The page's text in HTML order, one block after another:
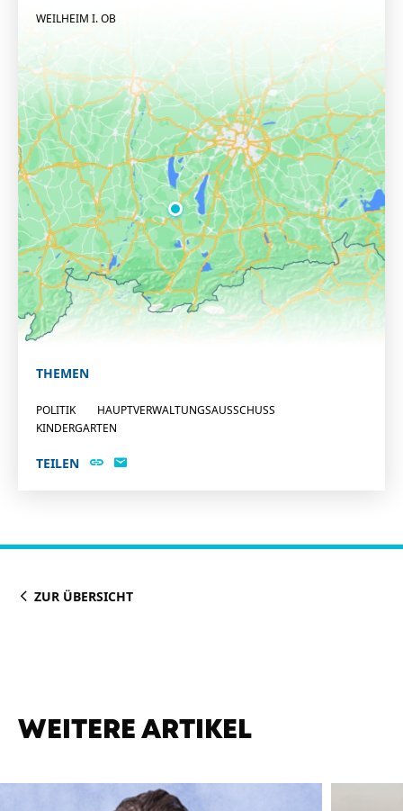
WEILHEIM I. OB
THEMEN
POLITIK
HAUPTVERWALTUNGSAUSSCHUSS
KINDERGARTEN
TEILEN
ZUR ÜBERSICHT
WEITERE ARTIKEL